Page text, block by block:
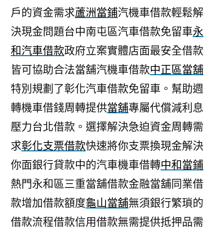
戶的資金需求蘆洲當鋪汽機車借款輕鬆解
決現金問題台中南屯區汽車借款免留車永
和汽車借款政府立案實體店面最安全借款
皆可協助合法當舖汽機車借款中正區當舖
特別規劃了彰化汽車借款免留車。幫助週
轉機車借錢周轉提供當舖專屬代償減利息
壓力台北借款。選擇解決急迫資金周轉需
求彰化支票借款快速將你支票換現金解決
你面銀行貸款中的汽車機車借轉中和當鋪
熱門永和區三重當舖借款金融當舖同業借
款增加借款額度龜山當舖無須銀行繁瑣的
借款流程借款信用借款無需提供抵押品需